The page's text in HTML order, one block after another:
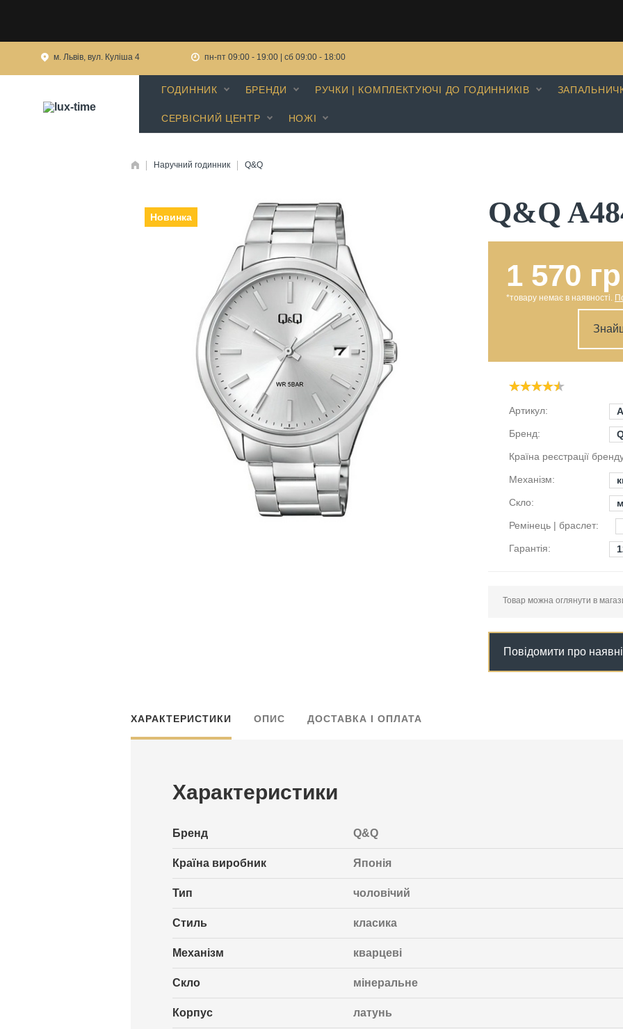
м. Львів, вул. Куліша 4 пн-пт 09:00 - 19:00 | сб 09:00 - 18:00
ГОДИННИК БРЕНДИ РУЧКИ | КОМПЛЕКТУЮЧІ ДО ГОДИННИКІВ
СЕРВІСНИЙ ЦЕНТР НОЖІ
Наручний годинник Q&Q
Новинка
Q&Q
1 570
*товару немає в наявності.
Артикул:
Бренд:
Країна реєстрації
Механізм:
Скло:
Ремінець | браслет:
Гарантія:
Товар можна оглянути в
Повідомити про
ХАРАКТЕРИСТИКИ ОПИС ДОСТАВКА І ОПЛАТА
Характеристики
Бренд Q&Q
Країна виробник Японія
Тип чоловічий
Стиль класика
Механізм кварцеві
Скло мінеральне
Корпус латунь